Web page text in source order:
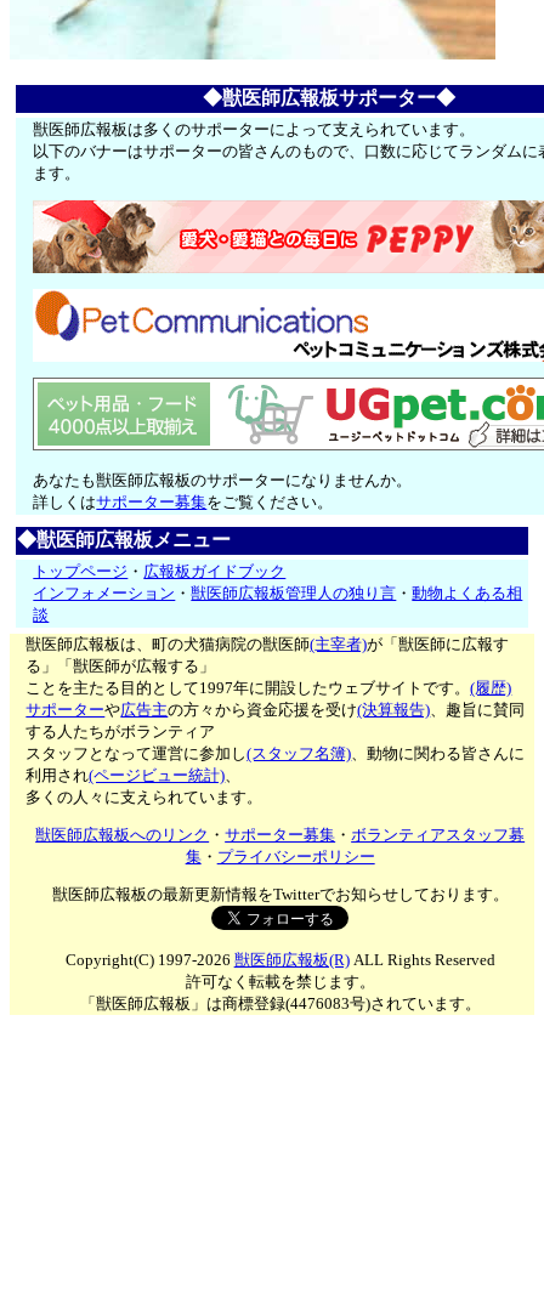
◆獣医師広報板サポーター◆
獣医師広報板は多くのサポーターによって支えられています。
以下のバナーはサポーターの皆さんのもので、口数に応じてランダムに
ます。
あなたも獣医師広報板のサポーターになりませんか。
詳しくはサポーター募集をご覧ください。
◆獣医師広報板メニュー
トップページ ・ 広報板ガイドブック
インフォメーション ・獣医師広報板管理人の独り言 ・動物よくある相
談
獣医師広報板は、町の犬猫病院の獣医師(主宰者)が「獣医師に広報す
る」「獣医師が広報する」
ことを主たる目的として1997年に開設したウェブサイトです。(履歴)
サポーターや広告主の方々から資金応援を受け(決算報告)、趣旨に賛同
する人たちがボランティア
スタッフとなって運営に参加し(スタッフ名簿)、動物に関わる皆さんに
利用され(ページビュー統計)、
多くの人々に支えられています。
獣医師広報板へのリンク ・サポーター募集 ・ボランティアスタッフ募
集・ プライバシーポリシー
獣医師広報板の最新更新情報をTwitterでお知らせしております。
Copyright(C) 1997-2026 獣医師広報板(R)ALL Rights Reserved
許可なく転載を禁じます。
「獣医師広報板」は商標登録(4476083号)されています。